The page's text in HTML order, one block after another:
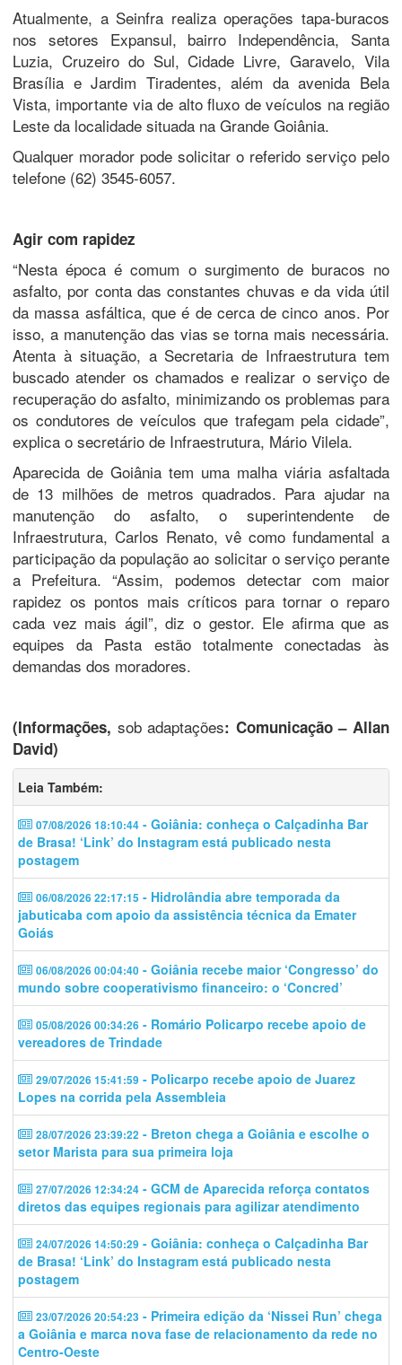
Atualmente, a Seinfra realiza operações tapa-buracos
nos setores Expansul, bairro Independência, Santa
Luzia, Cruzeiro do Sul, Cidade Livre, Garavelo, Vila
Brasília e Jardim Tiradentes, além da avenida Bela
Vista, importante via de alto fluxo de veículos na região
Leste da localidade situada na Grande Goiânia.
Qualquer morador pode solicitar o referido serviço pelo
telefone (62) 3545-6057.
Agir com rapidez
“Nesta época é comum o surgimento de buracos no
asfalto, por conta das constantes chuvas e da vida útil
da massa asfáltica, que é de cerca de cinco anos. Por
isso, a manutenção das vias se torna mais necessária.
Atenta à situação, a Secretaria de Infraestrutura tem
buscado atender os chamados e realizar o serviço de
recuperação do asfalto, minimizando os problemas para
os condutores de veículos que trafegam pela cidade”,
explica o secretário de Infraestrutura, Mário Vilela.
Aparecida de Goiânia tem uma malha viária asfaltada
de 13 milhões de metros quadrados. Para ajudar na
manutenção do asfalto, o superintendente de
Infraestrutura, Carlos Renato, vê como fundamental a
participação da população ao solicitar o serviço perante
a Prefeitura. “Assim, podemos detectar com maior
rapidez os pontos mais críticos para tornar o reparo
cada vez mais ágil”, diz o gestor. Ele afirma que as
equipes da Pasta estão totalmente conectadas às
demandas dos moradores.
(Informações, sob adaptações: Comunicação – Allan
David)
Leia Também:
07/08/2026 18:10:44 - Goiânia: conheça o Calçadinha Bar
de Brasa! ‘Link’ do Instagram está publicado nesta
postagem
06/08/2026 22:17:15 - Hidrolândia abre temporada da
jabuticaba com apoio da assistência técnica da Emater
Goiás
06/08/2026 00:04:40 - Goiânia recebe maior ‘Congresso’ do
mundo sobre cooperativismo financeiro: o ‘Concred’
05/08/2026 00:34:26 - Romário Policarpo recebe apoio de
vereadores de Trindade
29/07/2026 15:41:59 - Policarpo recebe apoio de Juarez
Lopes na corrida pela Assembleia
28/07/2026 23:39:22 - Breton chega a Goiânia e escolhe o
setor Marista para sua primeira loja
27/07/2026 12:34:24 - GCM de Aparecida reforça contatos
diretos das equipes regionais para agilizar atendimento
24/07/2026 14:50:29 - Goiânia: conheça o Calçadinha Bar
de Brasa! ‘Link’ do Instagram está publicado nesta
postagem
23/07/2026 20:54:23 - Primeira edição da ‘Nissei Run’ chega
a Goiânia e marca nova fase de relacionamento da rede no
Centro-Oeste